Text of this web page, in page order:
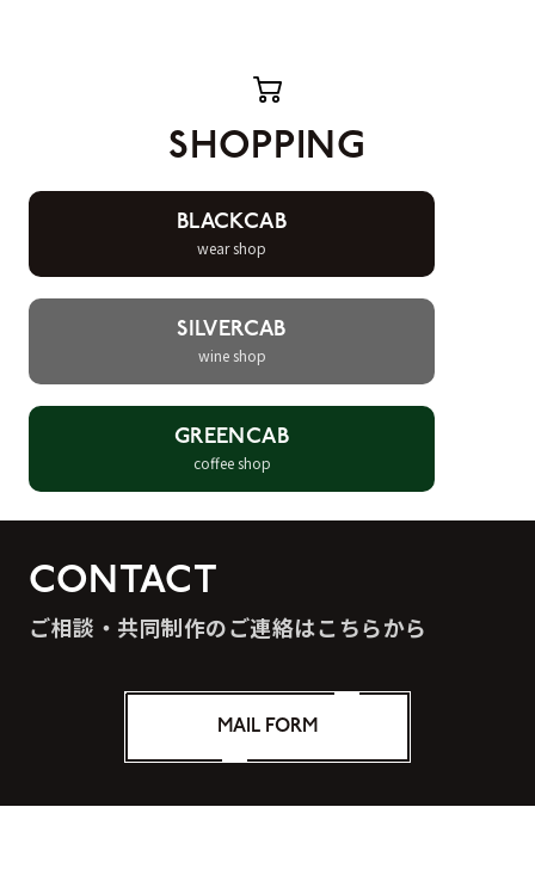
SHOPPING
BLACKCAB
wear shop
SILVERCAB
wine shop
GREENCAB
coffee shop
CONTACT
ご相談・共同制作のご連絡はこちらから
MAIL FORM